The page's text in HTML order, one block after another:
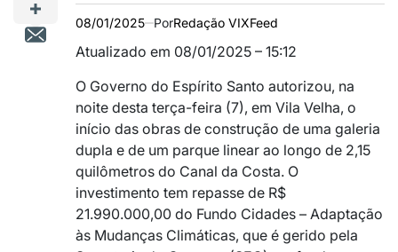
08/01/2025 PorRedação VIXFeed
Atualizado em 08/01/2025 – 15:12
O Governo do Espírito Santo autorizou, na
noite desta terça-feira (7), em Vila Velha, o
início das obras de construção de uma galeria
dupla e de um parque linear ao longo de 2,15
quilômetros do Canal da Costa. O
investimento tem repasse de R$
21.990.000,00 do Fundo Cidades – Adaptação
às Mudanças Climáticas, que é gerido pela